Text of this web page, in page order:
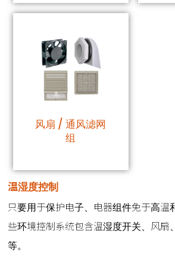
风扇 / 通风滤网
组
温湿度控制
只要用于保护电子、电器组件免于高温
些环境控制系统包含温湿度开关、风扇
等。